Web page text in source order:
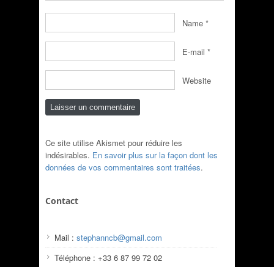
Name *
E-mail *
Website
Ce site utilise Akismet pour réduire les
indésirables. En savoir plus sur la façon dont les
données de vos commentaires sont traitées.
Contact
Mail : stephanncb@gmail.com
Téléphone : +33 6 87 99 72 02